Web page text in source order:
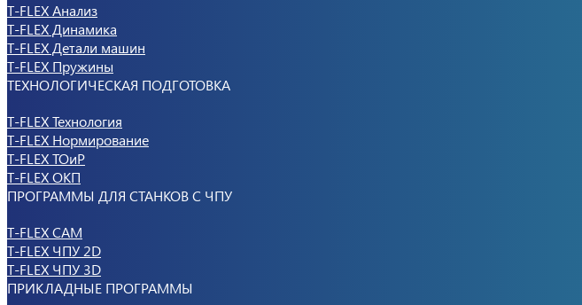
T-FLEX Анализ
T-FLEX Динамика
T-FLEX Детали машин
T-FLEX Пружины
ТЕХНОЛОГИЧЕСКАЯ ПОДГОТОВКА
T-FLEX Технология
T-FLEX Нормирование
T-FLEX ТОиР
T-FLEX ОКП
ПРОГРАММЫ ДЛЯ СТАНКОВ С ЧПУ
T-FLEX CAM
T-FLEX ЧПУ 2D
T-FLEX ЧПУ 3D
ПРИКЛАДНЫЕ ПРОГРАММЫ